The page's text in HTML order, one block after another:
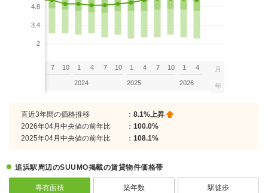
4.8
3.4
2
7 10 1 4 7 10
2024
1 4 7 10
2025
1 4
2026
月
年
直近3年間の価格推移 ： 8.1%上昇
2026年04月中央値の前年比
： 100.0%
2025年04月中央値の前年比
： 108.1%
追浜駅周辺のSUUMO掲載の賃貸物件価格帯
専有面積 築年数 駅徒歩